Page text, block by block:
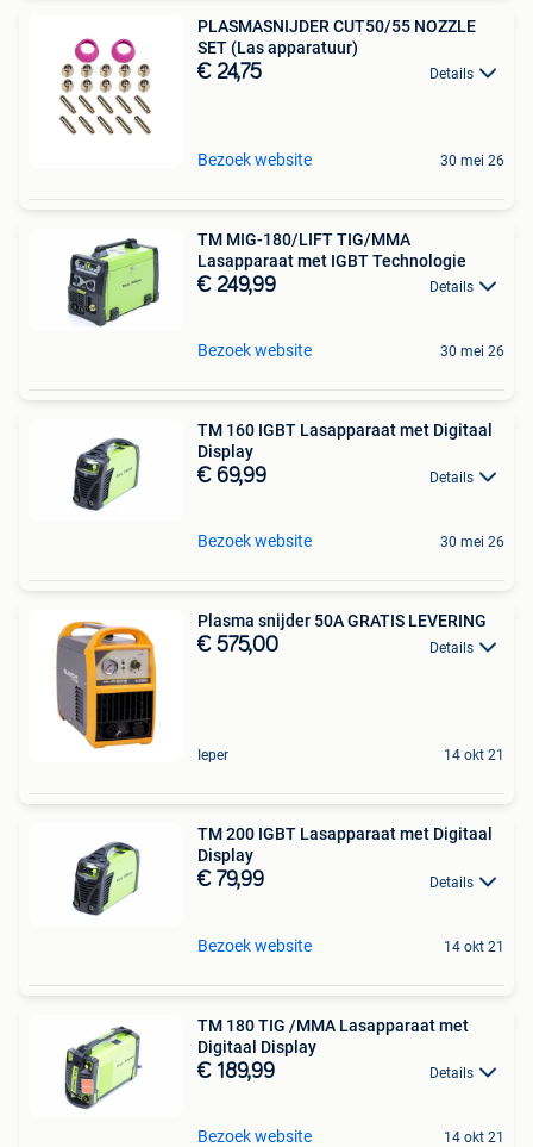
PLASMASNIJDER CUT50/55 NOZZLE
SET (Las apparatuur)
€ 24,75 Details
Bezoek website 30 mei 26
TM MIG-180/LIFT TIG/MMA
Lasapparaat met IGBT Technologie
€ 249,99 Details
Bezoek website 30 mei 26
TM 160 IGBT Lasapparaat met Digitaal
Display
€ 69,99 Details
Bezoek website 30 mei 26
Plasma snijder 50A GRATIS LEVERING
€ 575,00 Details
Ieper 14 okt 21
TM 200 IGBT Lasapparaat met Digitaal
Display
€ 79,99 Details
Bezoek website 14 okt 21
TM 180 TIG /MMA Lasapparaat met
Digitaal Display
€ 189,99 Details
Bezoek website 14 okt 21